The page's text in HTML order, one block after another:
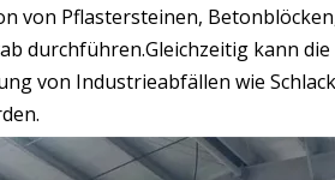
von Pflastersteinen,
durchführen.Gleichzeitig kann
von Industrieabfällen wie